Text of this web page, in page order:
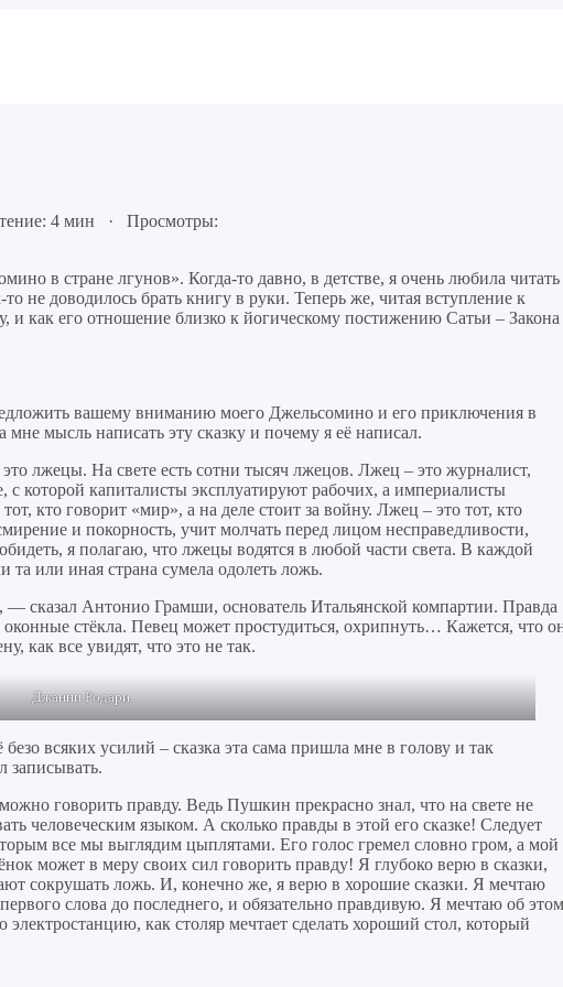
4 мин · Просмотры:
в стране лгунов». Когда-то давно, в детстве, я очень любила читать
не доводилось брать книгу в руки. Теперь же, читая вступление к
и как его отношение близко к йогическому постижению Сатьи – Закона
вашему вниманию моего Джельсомино и его приключения в
мысль написать эту сказку и почему я её написал.
лжецы. На свете есть сотни тысяч лжецов. Лжец – это журналист,
которой капиталисты эксплуатируют рабочих, а империалисты
кто говорит «мир», а на деле стоит за войну. Лжец – это тот, кто
и покорность, учит молчать перед лицом несправедливости,
я полагаю, что лжецы водятся в любой части света. В каждой
или иная страна сумела одолеть ложь.
сказал Антонио Грамши, основатель Итальянской компартии. Правда
оконные стёкла. Певец может простудиться, охрипнуть… Кажется, что
как все увидят, что это не так.
Джанни Родари.
всяких усилий – сказка эта сама пришла мне в голову и так
записывать.
говорить правду. Ведь Пушкин прекрасно знал, что на свете не
человеческим языком. А сколько правды в этой его сказке! Следует
все мы выглядим цыплятами. Его голос гремел словно гром, а мой
может в меру своих сил говорить правду! Я глубоко верю в сказки,
сокрушать ложь. И, конечно же, я верю в хорошие сказки. Я мечтаю
слова до последнего, и обязательно правдивую. Я мечтаю об этом
как столяр мечтает сделать хороший стол, который